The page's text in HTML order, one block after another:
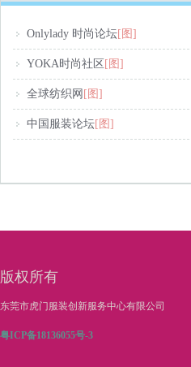
​Onlylady 时尚论坛[图]
YOKA时尚社区 [图]
全球纺织网 [图]
中国服装论坛[图]
版权所有
东莞市虎门服装创新服务中心有限公司
粤ICP备18136055号-3